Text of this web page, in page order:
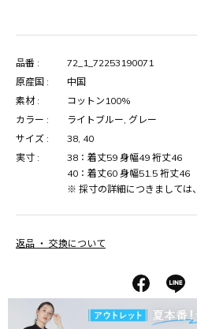
品番 :
72_1_72253190071
原産国 :
中国
素材 :
コットン100%
カラー :
ライトブルー, グレー
サイズ :
38, 40
実寸 :
38：着丈59 身幅49 裄丈46
40：着丈60 身幅51.5 裄丈46
※ 採寸の詳細につきましては、
返品 ・ 交換について